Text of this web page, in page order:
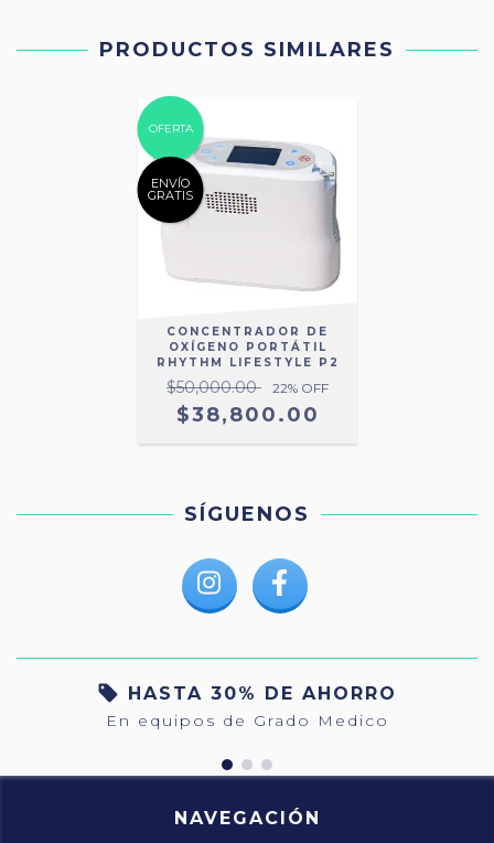
PRODUCTOS SIMILARES
OFERTA
ENVÍO
GRATIS
CONCENTRADOR DE
OXÍGENO PORTÁTIL
RHYTHM LIFESTYLE P2
$50,000.00 22% OFF
$38,800.00
SÍGUENOS
HASTA 30% DE AHORRO
En equipos de Grado Medico
NAVEGACIÓN